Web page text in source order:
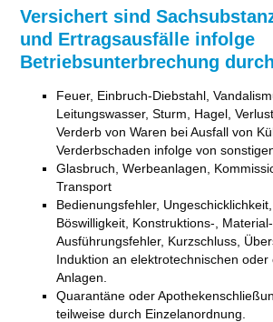
Versichert sind
und Ertragsausfälle infolge
Betriebsunterbrechung
Feuer, Einbruch-Diebstahl,
Leitungswasser, Sturm, Hagel,
Verderb von Waren bei Ausfall von
Verderbschaden infolge von
Glasbruch, Werbeanlagen,
Transport
Bedienungsfehler,
Böswilligkeit, Konstruktions-, Material-,
Ausführungsfehler, Kurzschluss,
Induktion an elektrotechnischen oder
Anlagen.
Quarantäne oder
teilweise durch Einzelanordnung.